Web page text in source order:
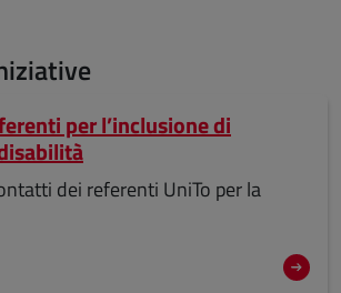
per l’inclusione di
dei referenti UniTo per la